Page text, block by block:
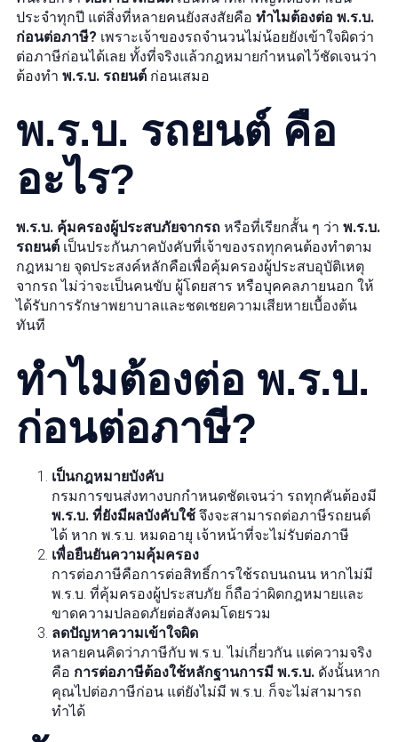
ประจำทุกปี แต่สิ่งที่หลายคนยังสงสัยคือ ทำไมต้องต่อ พ.ร.บ.
ก่อนต่อภาษี? เพราะเจ้าของรถจำนวนไม่น้อยยังเข้าใจผิดว่า
ต่อภาษีก่อนได้เลย ทั้งที่จริงแล้วกฎหมายกำหนดไว้ชัดเจนว่า
ต้องทำ พ.ร.บ. รถยนต์ ก่อนเสมอ
พ.ร.บ. รถยนต์ คือ
อะไร?
พ.ร.บ. คุ้มครองผู้ประสบภัยจากรถ หรือที่เรียกสั้น ๆ ว่า พ.ร.บ.
รถยนต์ เป็นประกันภาคบังคับที่เจ้าของรถทุกคนต้องทำตาม
กฎหมาย จุดประสงค์หลักคือเพื่อคุ้มครองผู้ประสบอุบัติเหตุ
จากรถ ไม่ว่าจะเป็นคนขับ ผู้โดยสาร หรือบุคคลภายนอก ให้
ได้รับการรักษาพยาบาลและชดเชยความเสียหายเบื้องต้น
ทันที
ทำไมต้องต่อ พ.ร.บ.
ก่อนต่อภาษี?
เป็นกฎหมายบังคับ
กรมการขนส่งทางบกกำหนดชัดเจนว่า รถทุกคันต้องมี
พ.ร.บ. ที่ยังมีผลบังคับใช้ จึงจะสามารถต่อภาษีรถยนต์
ได้ หาก พ.ร.บ. หมดอายุ เจ้าหน้าที่จะไม่รับต่อภาษี
เพื่อยืนยันความคุ้มครอง
การต่อภาษีคือการต่อสิทธิ์การใช้รถบนถนน หากไม่มี
พ.ร.บ. ที่คุ้มครองผู้ประสบภัย ก็ถือว่าผิดกฎหมายและ
ขาดความปลอดภัยต่อสังคมโดยรวม
ลดปัญหาความเข้าใจผิด
หลายคนคิดว่าภาษีกับ พ.ร.บ. ไม่เกี่ยวกัน แต่ความจริง
คือ การต่อภาษีต้องใช้หลักฐานการมี พ.ร.บ. ดังนั้นหาก
คุณไปต่อภาษีก่อน แต่ยังไม่มี พ.ร.บ. ก็จะไม่สามารถ
ทำได้